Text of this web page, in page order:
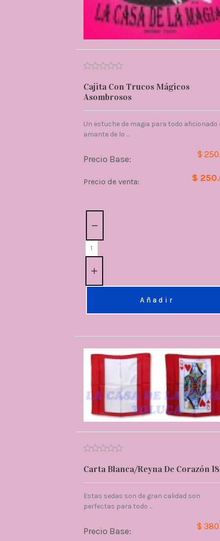
Cajita Con Trucos Mágicos
Asombrosos
Un estuche de magia para todo aficionado
amante de lo ...
Precio Base: $
Precio de venta: $
Añadir
Carta Blanca/Reyna De Corazón
Estas sedas son de gran calidad son
perfectas para todo ...
Precio Base: $